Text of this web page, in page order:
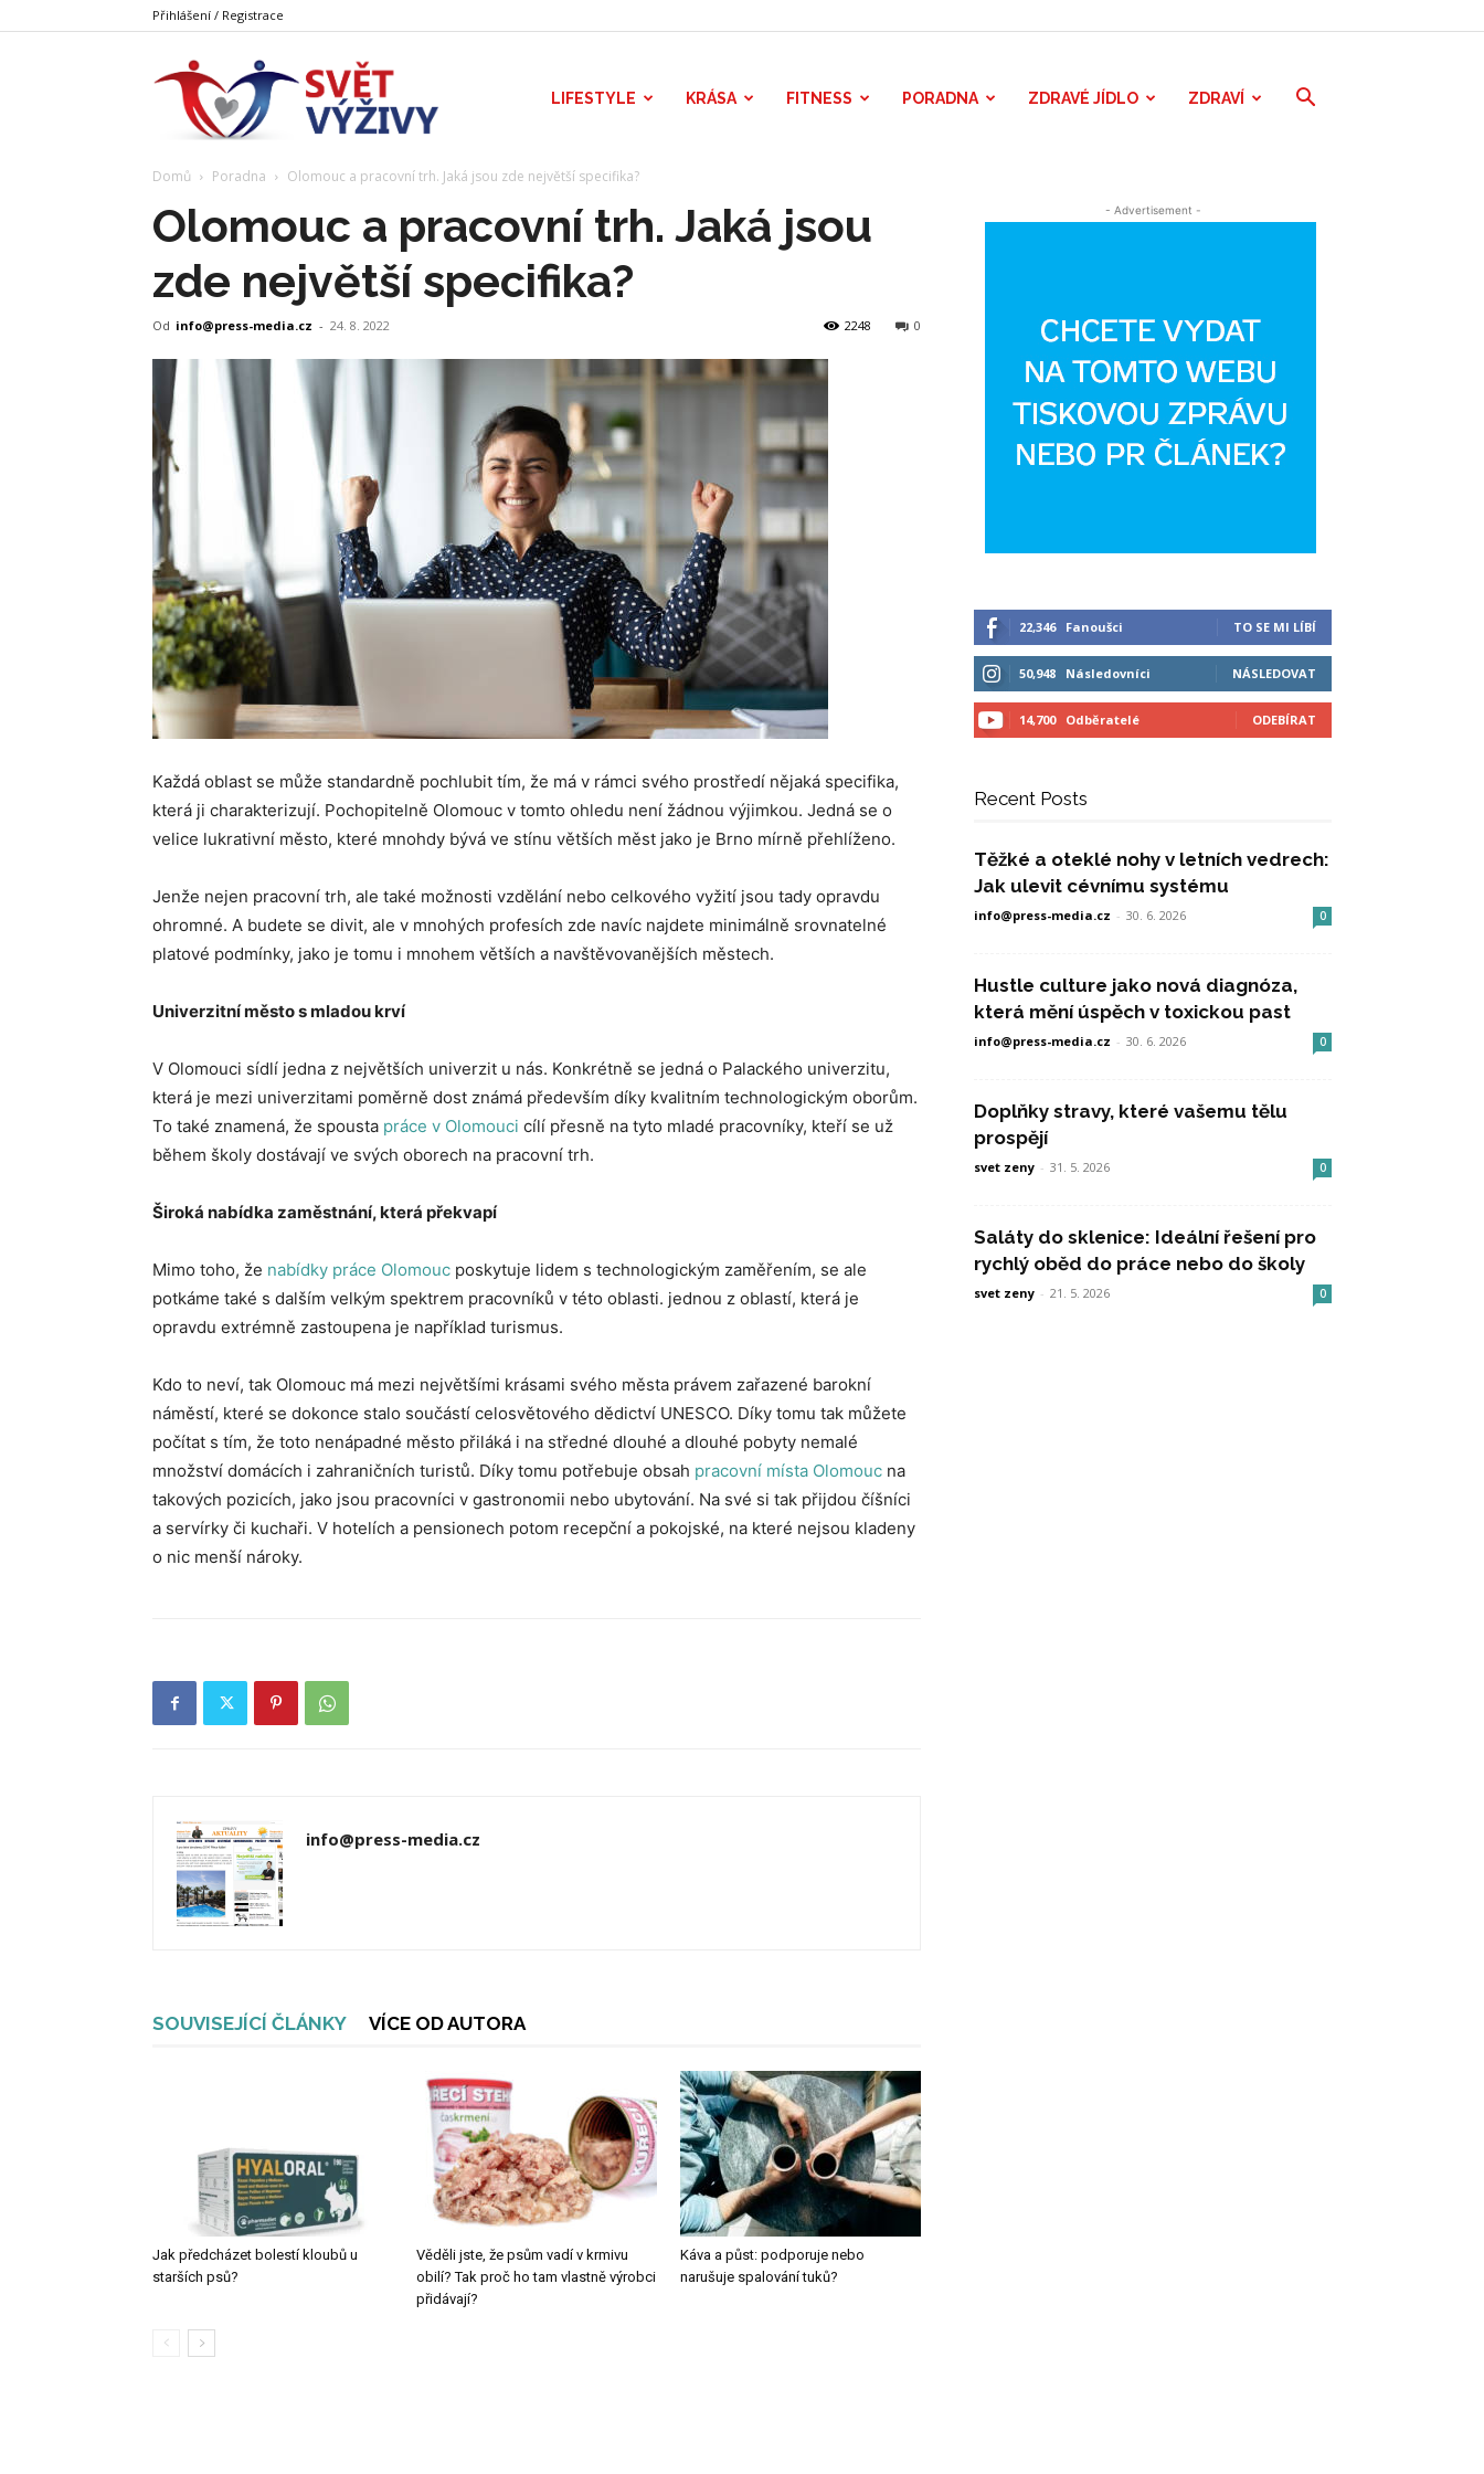
Přihlášení / Registrace
Výživy
LIFESTYLE KRÁSA FITNESS PORADNA ZDRAVÉ JÍDLO ZDRAVÍ
Domů Poradna Olomouc a pracovní trh. Jaká jsou zde největší specifika?
Olomouc a pracovní trh. Jaká jsou
zde největší specifika?
Od info@press-media.cz - 24. 8. 2022 0
2248
Každá oblast se může standardně pochlubit tím, že má v rámci svého prostředí nějaká specifika,
která ji charakterizují. Pochopitelně Olomouc v tomto ohledu není žádnou výjimkou. Jedná se o
velice lukrativní město, které mnohdy bývá ve stínu větších měst jako je Brno mírně přehlíženo.
Jenže nejen pracovní trh, ale také možnosti vzdělání nebo celkového vyžití jsou tady opravdu
ohromné. A budete se divit, ale v mnohých profesích zde navíc najdete minimálně srovnatelné
platové podmínky, jako je tomu i mnohem větších a navštěvovanějších městech.
Univerzitní město s mladou krví
V Olomouci sídlí jedna z největších univerzit u nás. Konkrétně se jedná o Palackého univerzitu,
která je mezi univerzitami poměrně dost známá především díky kvalitním technologickým oborům.
To také znamená, že spousta práce v Olomouci cílí přesně na tyto mladé pracovníky, kteří se už
během školy dostávají ve svých oborech na pracovní trh.
Široká nabídka zaměstnání, která překvapí
Mimo toho, že nabídky práce Olomouc poskytuje lidem s technologickým zaměřením, se ale
potkáme také s dalším velkým spektrem pracovníků v této oblasti. jednou z oblastí, která je
opravdu extrémně zastoupena je například turismus.
Kdo to neví, tak Olomouc má mezi největšími krásami svého města právem zařazené barokní
náměstí, které se dokonce stalo součástí celosvětového dědictví UNESCO. Díky tomu tak můžete
počítat s tím, že toto nenápadné město přiláká i na středné dlouhé a dlouhé pobyty nemalé
množství domácích i zahraničních turistů. Díky tomu potřebuje obsah pracovní místa Olomouc na
takových pozicích, jako jsou pracovníci v gastronomii nebo ubytování. Na své si tak přijdou číšníci
a servírky či kuchaři. V hotelích a pensionech potom recepční a pokojské, na které nejsou kladeny
o nic menší nároky.
info@press-media.cz
SOUVISEJÍCÍ ČLÁNKY VÍCE OD AUTORA
Jak předcházet bolestí kloubů u
starších psů?
Věděli jste, že psům vadí v krmivu
obilí? Tak proč ho tam vlastně výrobci
přidávají?
Káva a půst: podporuje nebo
narušuje spalování tuků?
- Advertisement -
22,346 Fanoušci TO SE MI LÍBÍ
50,948 Následovníci NÁSLEDOVAT
14,700 Odběratelé ODEBÍRAT
Recent Posts
Těžké a oteklé nohy v letních vedrech:
Jak ulevit cévnímu systému
info@press-media.cz - 30. 6. 2026 0
Hustle culture jako nová diagnóza,
která mění úspěch v toxickou past
info@press-media.cz - 30. 6. 2026 0
Doplňky stravy, které vašemu tělu
prospějí
svet zeny - 31. 5. 2026 0
Saláty do sklenice: Ideální řešení pro
rychlý oběd do práce nebo do školy
svet zeny - 21. 5. 2026 0